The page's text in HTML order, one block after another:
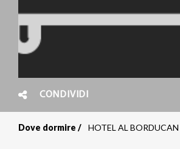
CONDIVIDI
Dove dormire HOTEL AL BORDUCAN